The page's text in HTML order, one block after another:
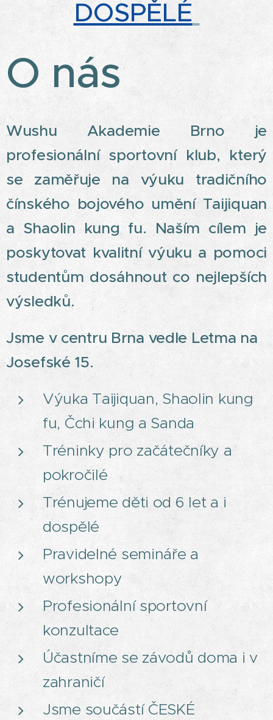
DOSPĚLÉ
O nás
Wushu Akademie Brno je
profesionální sportovní klub, který
se zaměřuje na výuku tradičního
čínského bojového umění Taijiquan
a Shaolin kung fu. Naším cílem je
poskytovat kvalitní výuku a pomoci
studentům dosáhnout co nejlepších
výsledků.
Jsme v centru Brna vedle Letma na
Josefské 15.
Výuka Taijiquan, Shaolin kung
fu, Čchi kung a Sanda
Tréninky pro začátečníky a
pokročilé
Trénujeme děti od 6 let a i
dospělé
Pravidelné semináře a
workshopy
Profesionální sportovní
konzultace
Účastníme se závodů doma i v
zahraničí
Jsme součástí ČESKÉ